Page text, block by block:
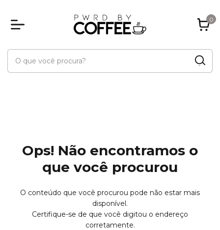
0
Ops! Não encontramos o
que você procurou
O conteúdo que você procurou pode não estar mais
disponível.
Certifique-se de que você digitou o endereço
corretamente.